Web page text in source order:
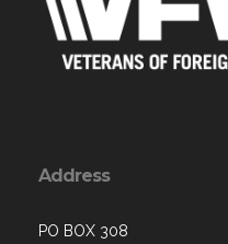
Address
PO BOX 308